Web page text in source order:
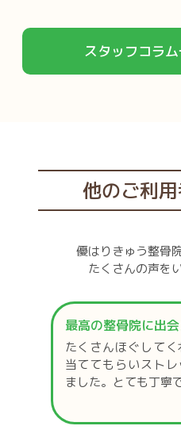
スタッフコラ
他のご利
優はりきゅう整骨
たくさんの声を
最高の整骨院に出
たくさんほぐして
当ててもらいスト
ました。とても丁寧